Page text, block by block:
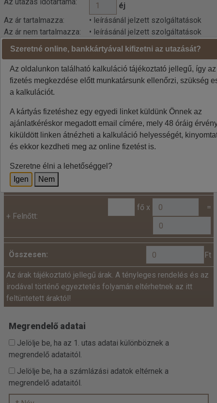
éj
Az ár tartalmazza:
• leírásánál jelzett szolgáltatások
Az ár nem tartalmazza:
• leírásánál jelzett szolgáltatások
Indulási városok jelentése: BUD=Budapest DEB=Debrecen
BTS=Pozsony, VIE=Bécs
A weboldalon látható áraknál az euró / forint árfolyam
ingadozása miatt eltérések lehetnek, a pontos végleges
Kalkuláció
szíveskedjenek!
Ár:
+ Felnőtt:
fő x =
Összesen: Ft
Az árak tájékoztató jellegű árak. A tényleges rendelés és az
irodával történő egyeztetés folyamán eltérhetnek az itt
feltüntetett áraktól!
Megrendelő adatai
Jelölje be, ha az 1. utas adatai különböznek a
megrendelő adataitól.
Jelölje be, ha a számlázási adatok eltérnek a
megrendelő adataitól.
Szeretné online, bankkártyával kifizetni az utazását?
Az oldalunkon található kalkuláció tájékoztató jellegű, így
fizetés megkezdése előtt munkatársunk ellenőrzi, szükség
a kalkulációt.
A kártyás fizetéshez egy egyedi linket küldünk Önnek az
ajánlatkéréskor megadott email címére, mely 48 óráig
kiküldött linken átnézheti a kalkuláció helyességét,
és ekkor kezdheti meg az online fizetést is.
Szeretne élni a lehetőséggel?
Igen
Nem